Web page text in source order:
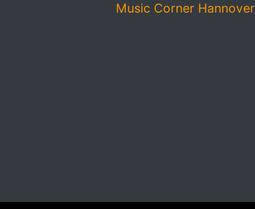
Music Corner Hannover